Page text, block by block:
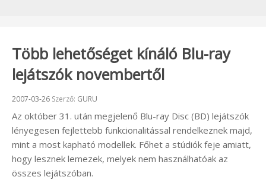
Több lehetőséget kínáló Blu-ray
lejátszók novembertől
Beküldve:
2007-03-26 Szerző: GURU
Az október 31. után megjelenő Blu-ray Disc (BD) lejátszók
lényegesen fejlettebb funkcionalitással rendelkeznek majd,
mint a most kapható modellek. Főhet a stúdiók feje amiatt,
hogy lesznek lemezek, melyek nem használhatóak az
összes lejátszóban.